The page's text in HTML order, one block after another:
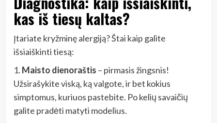
kas iš tiesų kaltas?
Įtariate kryžminę alergiją? Štai kaip galite
išsiaiškinti tiesą:
1. Maisto dienoraštis – pirmasis žingsnis!
Užsirašykite viską, ką valgote, ir bet kokius
simptomus, kuriuos pastebite. Po kelių savaičių
galite pradėti matyti modelius.